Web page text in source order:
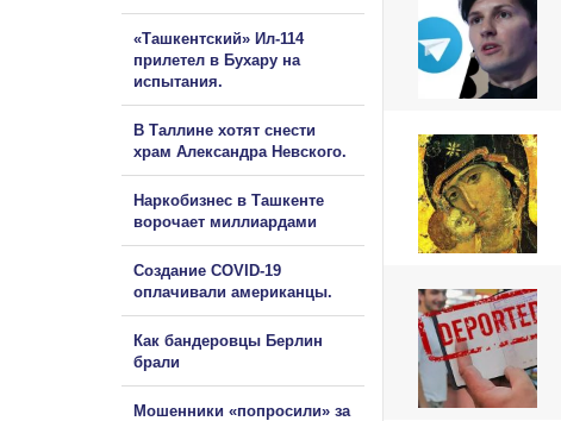
«Ташкентский» Ил-114
прилетел в Бухару на
испытания.
В Таллине хотят снести
храм Александра Невского.
Наркобизнес в Ташкенте
ворочает миллиардами
Создание COVID-19
оплачивали американцы.
Как бандеровцы Берлин
брали
Мошенники «попросили» за